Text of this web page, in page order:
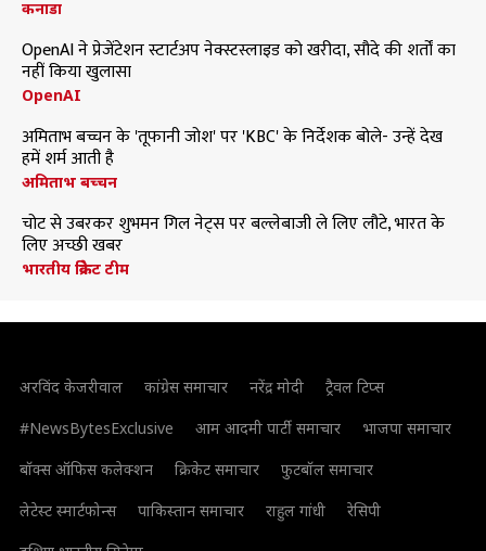
कनाडा
OpenAI ने प्रेजेंटेशन स्टार्टअप नेक्स्टस्लाइड को खरीदा, सौदे की शर्तों का
नहीं किया खुलासा
OpenAI
अमिताभ बच्चन के 'तूफानी जोश' पर 'KBC' के निर्देशक बोले- उन्हें देख
हमें शर्म आती है
अमिताभ बच्चन
चोट से उबरकर शुभमन गिल नेट्स पर बल्लेबाजी ले लिए लौटे, भारत के
लिए अच्छी खबर
भारतीय क्रिकेट टीम
अरविंद केजरीवाल कांग्रेस समाचार नरेंद्र मोदी
ट्रैवल टिप्स
#NewsBytesExclusive
आम आदमी पार्टी समाचार
भाजपा समाचार
बॉक्स ऑफिस कलेक्शन
क्रिकेट समाचार
फुटबॉल समाचार
लेटेस्ट स्मार्टफोन्स
पाकिस्तान समाचार राहुल गांधी
रेसिपी